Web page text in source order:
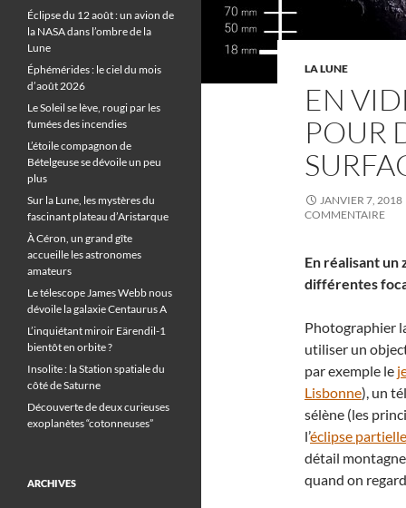
LA LUNE
EN
POUR
JANVIER 7, 2018
COMMENTAIRE
En réalisant un
différentes
Photographier
utiliser un
par exemple le
Lisbonne), un
sélène (les
l’éclipse
détail
quand on
Éclipse du 12 août : un avion de
la NASA dans l’ombre de la
Lune
Éphémérides : le ciel du mois
d’août 2026
Le Soleil se lève, rougi par les
fumées des incendies
L’étoile compagnon de
Bételgeuse se dévoile un peu
plus
Sur la Lune, les mystères du
fascinant plateau d’Aristarque
À Céron, un grand gîte
accueille les astronomes
amateurs
Le télescope James Webb nous
dévoile la galaxie Centaurus A
L’inquiétant miroir Eärendil-1
bientôt en orbite ?
Insolite : la Station spatiale du
côté de Saturne
Découverte de deux curieuses
exoplanètes “cotonneuses”
ARCHIVES